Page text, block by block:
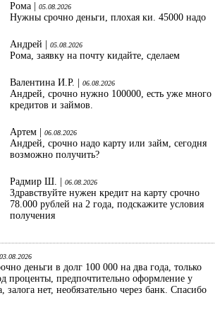
Рома | 05.08.2026
Нужны срочно деньги, плохая ки. 45000 надо
Андрей | 05.08.2026
Рома, заявку на почту кидайте, сделаем
Валентина И.Р. | 06.08.2026
Андрей, срочно нужно 100000, есть уже много
кредитов и займов.
Артем | 06.08.2026
Андрей, срочно надо карту или займ, сегодня
возможно получить?
Радмир Ш. | 06.08.2026
Здравствуйте нужен кредит на карту срочно
78.000 рублей на 2 года, подскажите условия
получения
03.08.2026
деньги в долг 100 000 на два года, только
проценты, предпочтительно оформление у
залога нет, необязательно через банк. Спасибо